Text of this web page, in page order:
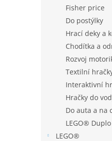
Fisher price
Do postýlky
Hrací deky a
Chodítka a
Rozvoj
Textilní
Interaktivní
Hračky do
Do auta a na
LEGO® Duplo
LEGO®